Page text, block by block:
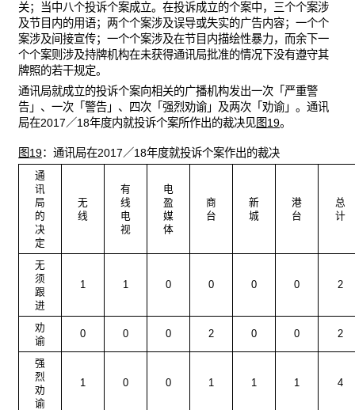
关；当中八个投诉个案成立。在投诉成立的个案中，三个个案涉
及节目内的用语；两个个案涉及误导或失实的广告内容；一个个
案涉及间接宣传；一个个案涉及在节目内描绘性暴力，而余下一
个个案则涉及持牌机构在未获得通讯局批准的情况下没有遵守其
牌照的若干规定。
通讯局就成立的投诉个案向相关的广播机构发出一次「严重警
告」、一次「警告」、四次「强烈劝谕」及两次「劝谕」。通讯
局在2017／18年度内就投诉个案所作出的裁决见图19。
图19：通讯局在2017／18年度就投诉个案作出的裁决
通
讯
局
的
决
定
无
线
有
线
电
视
电
盈
媒
体
商
台
新
城
港
台
总
计
无
须
跟
进
1 1 0 0 0 0 2
劝
谕
0 0 0 2 0 0 2
强
烈
劝
谕
1 0 0 1 1 1 4